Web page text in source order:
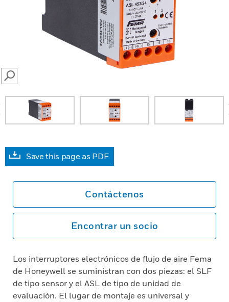
SEARCH
Save this page as PDF
Contáctenos
Encontrar un socio
Los interruptores electrónicos de flujo de aire Fema
de Honeywell se suministran con dos piezas: el SLF
de tipo sensor y el ASL de tipo de unidad de
evaluación. El lugar de montaje es universal y